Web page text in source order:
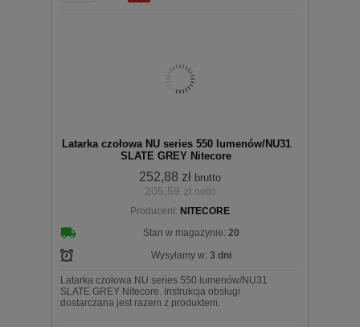
Latarka czołowa NU series 550 lumenów/NU31
SLATE GREY Nitecore
252,88 zł brutto
205,59 zł netto
Producent: NITECORE
Stan w magazynie: 20
Wysyłamy w: 3 dni
Latarka czołowa NU series 550 lumenów/NU31
SLATE GREY Nitecore. Instrukcja obsługi
dostarczana jest razem z produktem.